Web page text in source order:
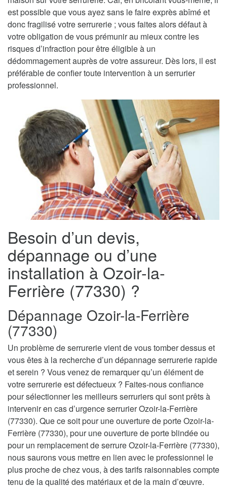
est possible que vous ayez sans le faire exprès abîmé et
donc fragilisé votre serrurerie ; vous faites alors défaut à
votre obligation de vous prémunir au mieux contre les
risques d’infraction pour être éligible à un
dédommagement auprès de votre assureur. Dès lors, il est
préférable de confier toute intervention à un serrurier
professionnel.
Besoin d’un devis,
dépannage ou d’une
installation à Ozoir-la-
Ferrière (77330) ?
Dépannage Ozoir-la-Ferrière
(77330)
Un problème de serrurerie vient de vous tomber dessus et
vous êtes à la recherche d’un dépannage serrurerie rapide
et serein ? Vous venez de remarquer qu’un élément de
votre serrurerie est défectueux ? Faites-nous confiance
pour sélectionner les meilleurs serruriers qui sont prêts à
intervenir en cas d’urgence serrurier Ozoir-la-Ferrière
(77330). Que ce soit pour une ouverture de porte Ozoir-la-
Ferrière (77330), pour une ouverture de porte blindée ou
pour un remplacement de serrure Ozoir-la-Ferrière (77330),
nous saurons vous mettre en lien avec le professionnel le
plus proche de chez vous, à des tarifs raisonnables compte
tenu de la qualité des matériaux et de la main d’œuvre.